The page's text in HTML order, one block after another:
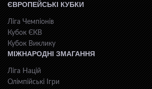
ЄВРОПЕЙСЬКІ КУБКИ
Ліга Чемпіонів
Кубок ЄКВ
Кубок Виклику
МІЖНАРОДНІ ЗМАГАННЯ
Ліга Націй
Олімпійські Ігри